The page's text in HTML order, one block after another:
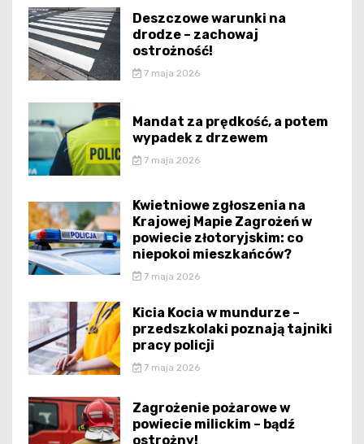
Deszczowe warunki na
drodze – zachowaj
ostrożność!
7 maja 2026
Mandat za prędkość, a potem
wypadek z drzewem
7 maja 2026
Kwietniowe zgłoszenia na
Krajowej Mapie Zagrożeń w
powiecie złotoryjskim: co
niepokoi mieszkańców?
7 maja 2026
Kicia Kocia w mundurze –
przedszkolaki poznają tajniki
pracy policji
7 maja 2026
Zagrożenie pożarowe w
powiecie milickim – bądź
ostrożny!